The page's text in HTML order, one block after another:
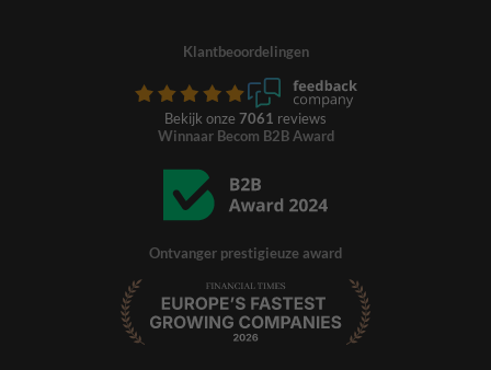
Klantbeoordelingen
Bekijk onze 7061 reviews
Winnaar Becom B2B Award
Ontvanger prestigieuze award